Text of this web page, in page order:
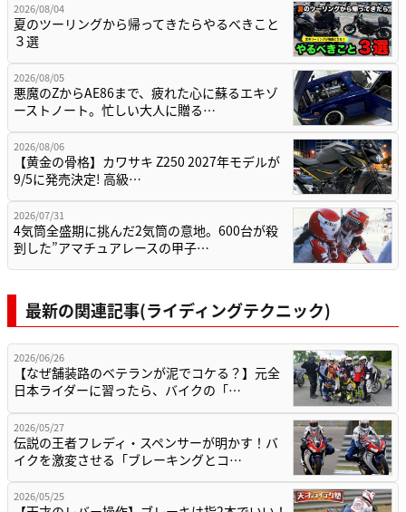
2026/08/04
夏のツーリングから帰ってきたらやるべきこと
３選
2026/08/05
悪魔のZからAE86まで、疲れた心に蘇るエキゾ
ーストノート。忙しい大人に贈る…
2026/08/06
【黄金の骨格】カワサキ Z250 2027年モデルが
9/5に発売決定! 高級…
2026/07/31
4気筒全盛期に挑んだ2気筒の意地。600台が殺
到した”アマチュアレースの甲子…
最新の関連記事(ライディングテクニック)
2026/06/26
【なぜ舗装路のベテランが泥でコケる？】元全
日本ライダーに習ったら、バイクの「…
2026/05/27
伝説の王者フレディ・スペンサーが明かす！バ
イクを激変させる「ブレーキングとコ…
2026/05/25